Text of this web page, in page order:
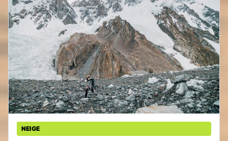
NEIGE